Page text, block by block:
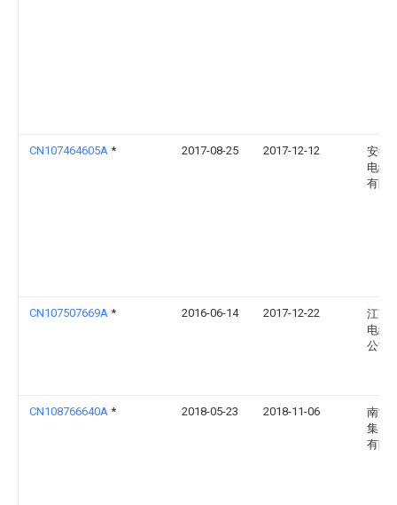
CN107464605A * 2017-08-25 2017-12-12
安徽
电缆
有限
CN107507669A * 2016-06-14 2017-12-22
江苏
电缆
公司
CN108766640A * 2018-05-23 2018-11-06
南洋
集团
有限